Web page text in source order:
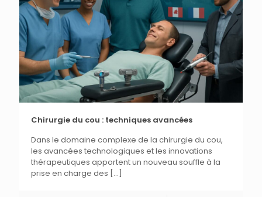
Chirurgie du cou : techniques avancées
Dans le domaine complexe de la chirurgie du cou,
les avancées technologiques et les innovations
thérapeutiques apportent un nouveau souffle à la
prise en charge des […]